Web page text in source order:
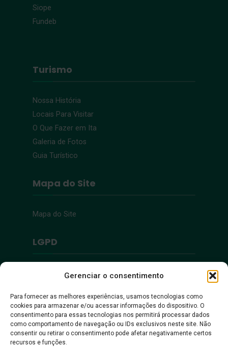
Gerenciar o consentimento
Para fornecer as melhores experiências, usamos tecnologias como
cookies para armazenar e/ou acessar informações do dispositivo. O
consentimento para essas tecnologias nos permitirá processar dados
como comportamento de navegação ou IDs exclusivos neste site. Não
consentir ou retirar o consentimento pode afetar negativamente certos
recursos e funções.
Siope
Fundeb
Turismo
Nossa História
Locais Para Visitar
O Que Fazer em Ita
Galeria de Fotos
Guia Turístico
Mapa do Site
Mapa do Site
LGPD
Política de Privacidade
Acessibilidade
Acessibilidade